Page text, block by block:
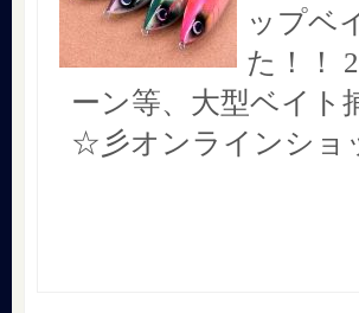
ップベ
た！！
ーン等、大型ベイト
☆彡オンラインショ